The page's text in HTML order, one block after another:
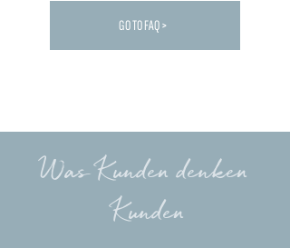
Carica altre FAQ...
GO TO FAQ >
Was Kunden denken
Kunden